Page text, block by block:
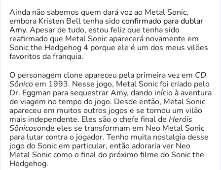
Ainda não sabemos quem dará voz ao Metal Sonic,
embora Kristen Bell tenha sidoconfirmado para dublar
Amy. Apesar de tudo, estou feliz que tenha sido
reafirmado que Metal Sonic aparecerá novamente em
Sonic the Hedgehog 4 porque ele é um dos meus vilões
favoritos da franquia.
O personagem clone apareceu pela primeira vez em CD
Sônicoem 1993. Nesse jogo, Metal Sonic foi criado pelo
Dr. Eggman para sequestrar Amy, dando início à aventura
de viagem no tempo do jogo. Desde então, Metal Sonic
apareceu em muitos outros jogos e se tornou um vilão
mais independente. Eles são o chefe final de Heróis
Sônicosonde eles se transformam em Neo Metal Sonic
para lutar contra o jogador. Tenho muita nostalgia desse
jogo do Sonic em particular, então adoraria ver Neo
Metal Sonic como o final do próximo filme do Sonic the
Hedgehog.